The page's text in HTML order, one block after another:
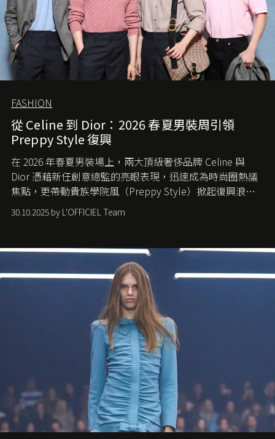
FASHION
從 Celine 到 Dior：2026 春夏男裝周引領
Preppy Style 復興
在 2026 年春夏男裝場上，兩大頂級奢侈品牌 Celine 與
Dior 憑藉新任創意總監的亮眼表現，迅速成為時尚圈熱議
焦點，更帶動貴族學院風（Preppy Style）掀起復興浪
潮，讓這股經典風格再度回到大眾視線。
30.10.2025 by L'OFFICIEL Team